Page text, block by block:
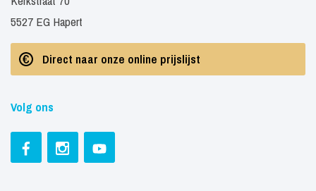
5527 EG Hapert
Direct naar onze online prijslijst
Volg ons